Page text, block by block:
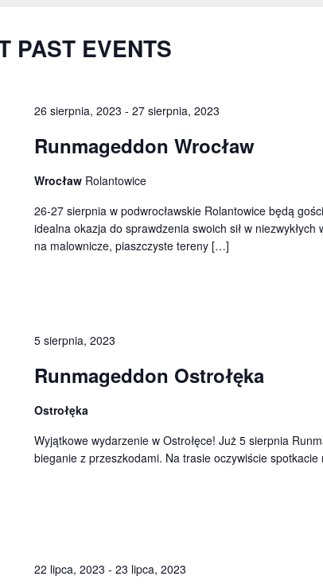
PAST EVENTS
26 sierpnia, 2023 - 27 sierpnia, 2023
Runmageddon Wrocław
Wrocław Rolantowice
26-27 sierpnia w podwrocławskie Rolantowice będą
idealna okazja do sprawdzenia swoich sił w
na malownicze, piaszczyste tereny […]
5 sierpnia, 2023
Runmageddon Ostrołęka
Ostrołęka
Wyjątkowe wydarzenie w Ostrołęce! Już 5 sierpnia
bieganie z przeszkodami. Na trasie oczywiście spotkacie
22 lipca, 2023 - 23 lipca, 2023